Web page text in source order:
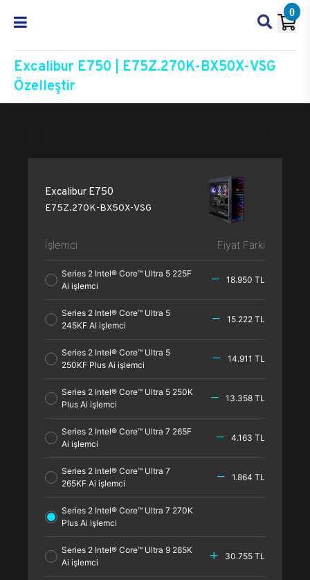
0
Excalibur E750 | E75Z.270K-BX50X-VSG
Özelleştir
Excalibur E750
E75Z.270K-BX50X-VSG
İşlemci Fiyat Farkı
Series 2 Intel® Core™ Ultra 5 225F
Ai işlemci
18.950 TL
Series 2 Intel® Core™ Ultra 5
245KF AI işlemci
15.222 TL
Series 2 Intel® Core™ Ultra 5
250KF Plus Ai işlemci
14.911 TL
Series 2 Intel® Core™ Ultra 5 250K
Plus Ai işlemci
13.358 TL
Series 2 Intel® Core™ Ultra 7 265F
Ai işlemci
4.163 TL
Series 2 Intel® Core™ Ultra 7
265KF Ai işlemci
1.864 TL
Series 2 Intel® Core™ Ultra 7 270K
Plus Ai işlemci
Series 2 Intel® Core™ Ultra 9 285K
Ai işlemci
30.755 TL